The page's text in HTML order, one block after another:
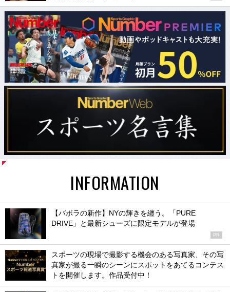
INFORMATION
【バボラの新作】NYの輝きを纏う。「PURE
DRIVE」と最新シューズに限定モデルが登場
PR
スポーツの現場で撮影する機会のある写真家、その写
真家が撮る一瞬のシーンにスポットをあてるコンテス
トを開催します。作品受付中！